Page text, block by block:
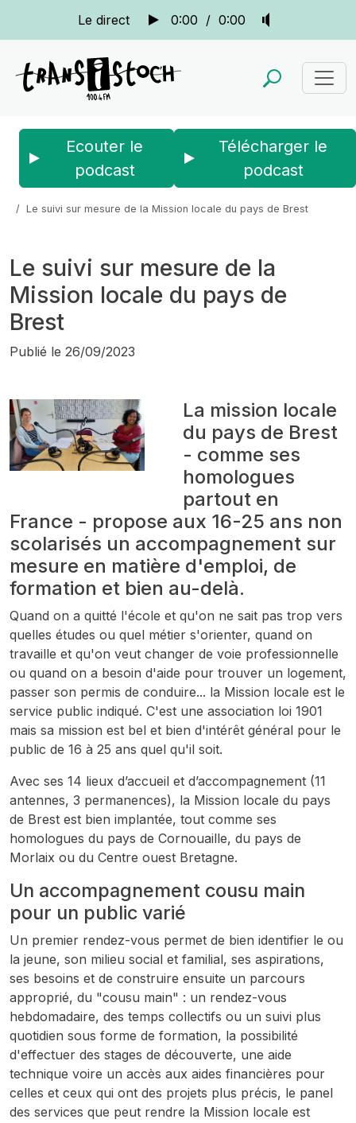
Le direct 0:00 / 0:00
Ecouter le
podcast
Télécharger le
podcast
Le suivi sur mesure de la Mission locale du pays de Brest
Le suivi sur mesure de la
Mission locale du pays de
Brest
Publié le 26/09/2023
La mission locale
du pays de Brest
- comme ses
homologues
partout en
France - propose aux 16-25 ans non
scolarisés un accompagnement sur
mesure en matière d'emploi, de
formation et bien au-delà.
Quand on a quitté l'école et qu'on ne sait pas trop vers
quelles études ou quel métier s'orienter, quand on
travaille et qu'on veut changer de voie professionnelle
ou quand on a besoin d'aide pour trouver un logement,
passer son permis de conduire... la Mission locale est le
service public indiqué. C'est une association loi 1901
mais sa mission est bel et bien d'intérêt général pour le
public de 16 à 25 ans quel qu'il soit.
Avec ses 14 lieux d’accueil et d’accompagnement (11
antennes, 3 permanences), la Mission locale du pays
de Brest est bien implantée, tout comme ses
homologues du pays de Cornouaille, du pays de
Morlaix ou du Centre ouest Bretagne.
Un accompagnement cousu main
pour un public varié
Un premier rendez-vous permet de bien identifier le ou
la jeune, son milieu social et familial, ses aspirations,
ses besoins et de construire ensuite un parcours
approprié, du "cousu main" : un rendez-vous
hebdomadaire, des temps collectifs ou un suivi plus
quotidien sous forme de formation, la possibilité
d'effectuer des stages de découverte, une aide
technique voire un accès aux aides financières pour
celles et ceux qui ont des projets plus précis, le panel
des services que peut rendre la Mission locale est